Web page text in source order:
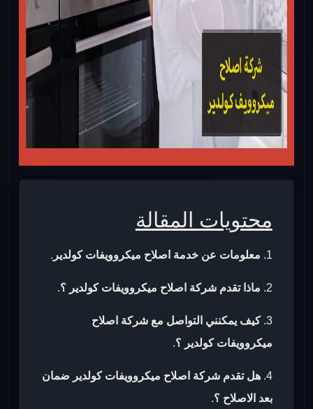
محتويات المقالة
معلومات عن خدمة اصلاح ميكروويفات كولدير .
ماذا تقدم شركة اصلاح ميكروويفات كولدير ؟.
كيف يمكنني التواصل مع شركة اصلاح
ميكروويفات كولدير ؟.
هل تقدم شركة اصلاح ميكروويفات كولدير ضمان
بعد الاصلاح ؟.